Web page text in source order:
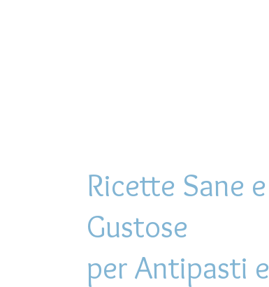
Ricette Sane e
Gustose
per Antipasti e